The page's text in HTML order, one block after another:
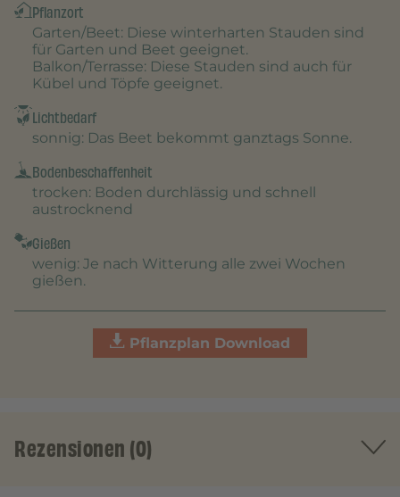
Pflanzort
Garten/Beet: Diese winterharten Stauden sind
für Garten und Beet geeignet.
Balkon/Terrasse: Diese Stauden sind auch für
Kübel und Töpfe geeignet.
Lichtbedarf
sonnig: Das Beet bekommt ganztags Sonne.
Bodenbeschaffenheit
trocken: Boden durchlässig und schnell
austrocknend
Gießen
wenig: Je nach Witterung alle zwei Wochen
gießen.
Pflanzplan Download
Rezensionen (0)